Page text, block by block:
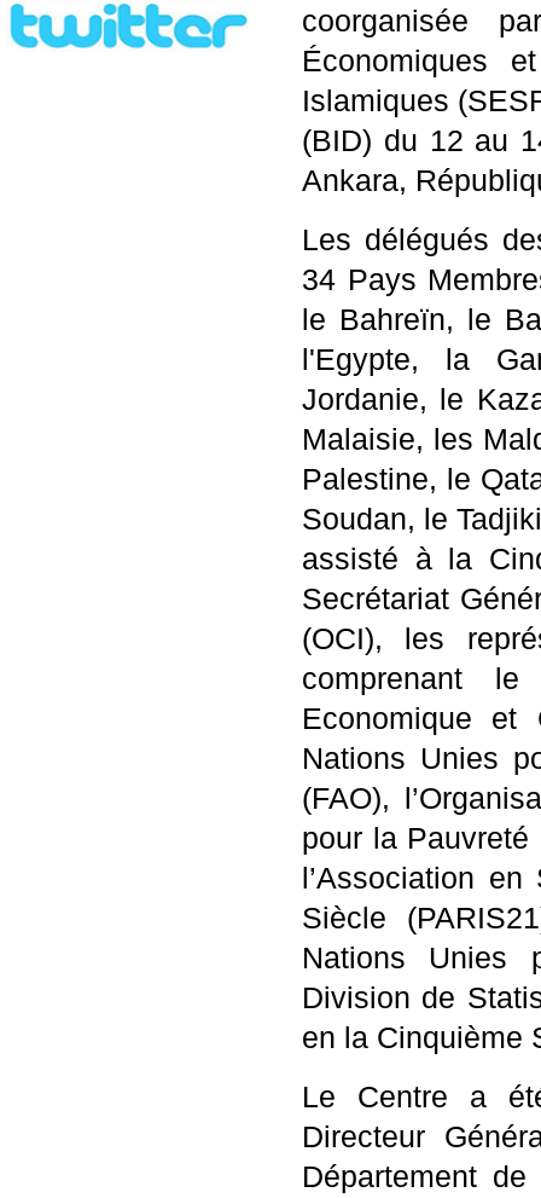
coorganisée
Économiques
Islamiques
(BID) du 12 au
Ankara,
Les délégués
34 Pays
le Bahreïn, le
l'Egypte, la
Jordanie, le
Malaisie, les
Palestine, le
Soudan, le
assisté à la
Secrétariat
(OCI), les
comprenant
Economique et
Nations Unies
(FAO),
pour la
l’Association
Siècle
Nations Unies
Division de
en la Cinquième
Le Centre a
Directeur
Département